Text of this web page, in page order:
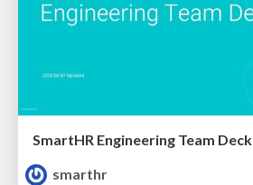
SmartHR Engineering Team Deck
smarthr